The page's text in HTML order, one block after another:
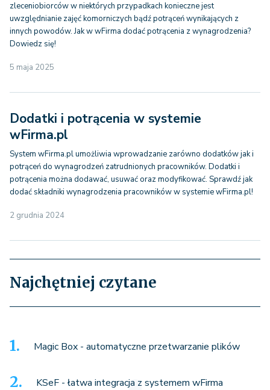
zleceniobiorców w niektórych przypadkach konieczne jest
uwzględnianie zajęć komorniczych bądź potrąceń wynikających z
innych powodów. Jak w wFirma dodać potrącenia z wynagrodzenia?
Dowiedz się!
5 maja 2025
Dodatki i potrącenia w systemie
wFirma.pl
System wFirma.pl umożliwia wprowadzanie zarówno dodatków jak i
potrąceń do wynagrodzeń zatrudnionych pracowników. Dodatki i
potrącenia można dodawać, usuwać oraz modyfikować. Sprawdź jak
dodać składniki wynagrodzenia pracowników w systemie wFirma.pl!
2 grudnia 2024
Najchętniej czytane
Magic Box - automatyczne przetwarzanie plików
KSeF - łatwa integracja z systemem wFirma